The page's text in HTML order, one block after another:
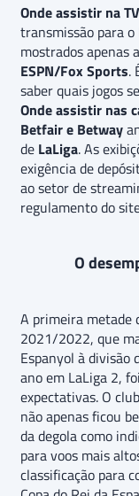
Onde assistir na TV
transmissão para
mostrados apenas
ESPN/Fox Sports.
saber quais jogos
Onde assistir nas
Betfair e Betway
de LaLiga. As
exigência de
ao setor de
regulamento do
O
A primeira metade
2021/2022, que
Espanyol à divisão
ano em LaLiga 2,
expectativas. O
não apenas ficou
da degola como
para voos mais
classificação para